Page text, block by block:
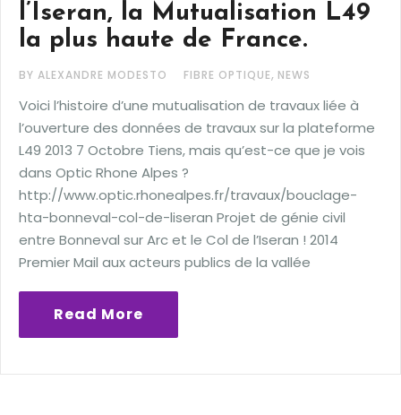
l’Iseran, la Mutualisation L49
la plus haute de France.
BY ALEXANDRE MODESTO FIBRE OPTIQUE, NEWS
Voici l’histoire d’une mutualisation de travaux liée à
l’ouverture des données de travaux sur la plateforme
L49 2013 7 Octobre Tiens, mais qu’est-ce que je vois
dans Optic Rhone Alpes ?
http://www.optic.rhonealpes.fr/travaux/bouclage-
hta-bonneval-col-de-liseran Projet de génie civil
entre Bonneval sur Arc et le Col de l’Iseran ! 2014
Premier Mail aux acteurs publics de la vallée
Read More